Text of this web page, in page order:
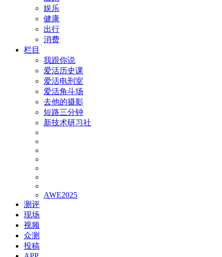
娱乐
健康
出行
消费
栏目
我跟你说
爱活历史课
爱活电刑室
爱活角斗场
去他的摄影
短路三分钟
新技术研习社
AWE2025
测评
现场
视频
众测
投稿